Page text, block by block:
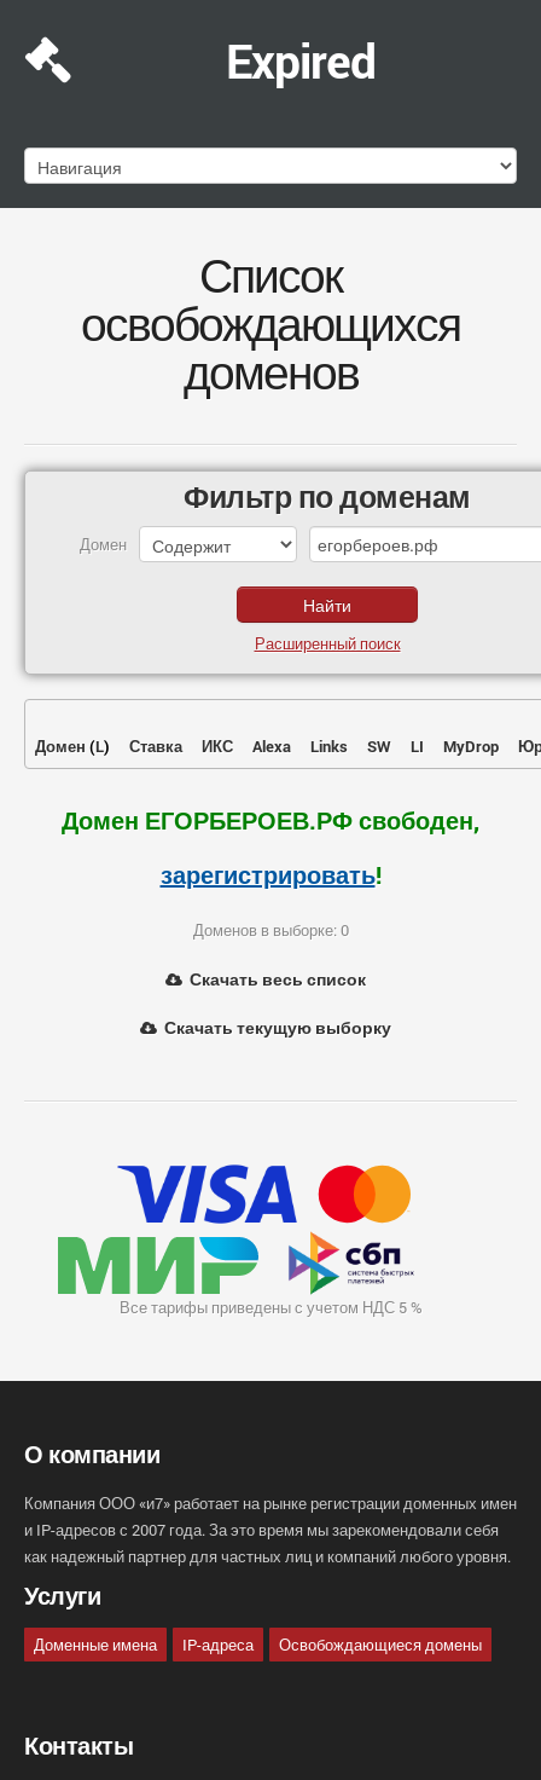
Expired
Список
освобождающихся
доменов
Фильтр по доменам
Домен
Расширенный поиск
Домен (L) Ставка ИКС Alexa Links SW LI MyDrop
Домен ЕГОРБЕРОЕВ.РФ свободен,
зарегистрировать!
Доменов в выборке: 0
Скачать весь список
Скачать текущую выборку
Все тарифы приведены с учетом НДС 5 %
О компании
Компания ООО «и7» работает на рынке регистрации доменных имен
и IP-адресов с 2007 года. За это время мы зарекомендовали себя
как надежный партнер для частных лиц и компаний любого уровня.
Услуги
Доменные имена IP-адреса Освобождающиеся домены
Контакты